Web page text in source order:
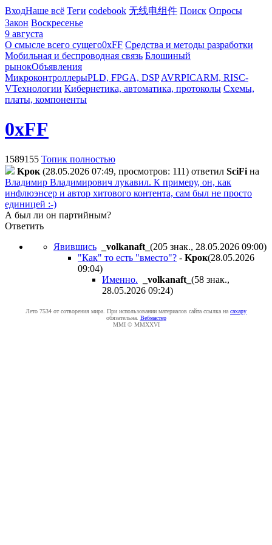
ВходНаше всё Теги codebook 无线电组件 Поиск Опросы
Закон Воскресенье
9 августа
О смысле всего сущего0xFF Средства и методы разработки
Мобильная и беспроводная связь Блошиный
рынокОбъявления
МикроконтроллерыPLD, FPGA, DSP AVRPICARM, RISC-
VТехнологии Кибернетика, автоматика, протоколы Схемы,
платы, компоненты
0xFF
1589155 Топик полностью
Kpoк (28.05.2026 07:49, просмотров: 111) ответил SciFi на
Владимир Владимирович лукавил. К примеру, он, как
инфлюэнсер и автор хитового контента, сам был не просто
единицей :-)
А был ли он партийным?
Ответить
Явившись
_volkanaft_ (205 знак., 28.05.2026 09:00)
"Как" то есть "вместо"? - Kpoк(28.05.2026
09:04)
Именно.
_volkanaft_ (58 знак.,
28.05.2026 09:24)
Лето 7534 от сотворения мира. При использовании материалов сайта ссылка на caxapу
обязательна. Вебмастер
MMI © MMXXVI